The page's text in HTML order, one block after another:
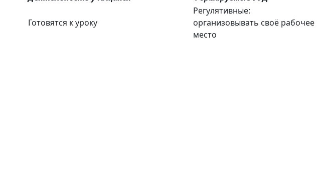
Готовятся к уроку
Регулятивные:
организовывать своё рабочее
место